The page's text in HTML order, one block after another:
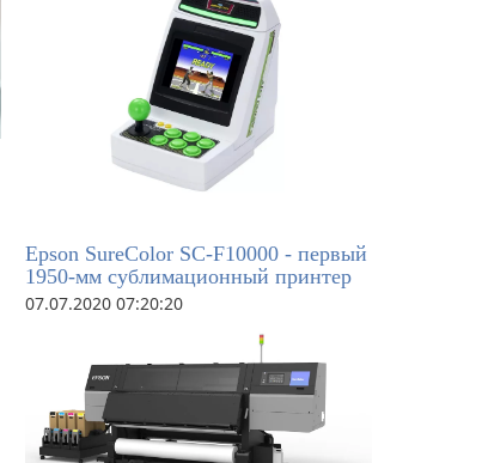
Epson SureColor SC-F10000 - первый
1950-мм сублимационный принтер
07.07.2020 07:20:20